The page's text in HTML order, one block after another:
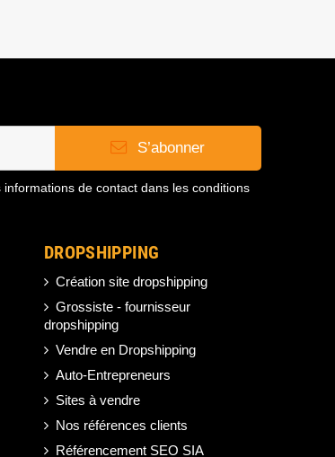
S’abonner
de contact dans les conditions
DROPSHIPPING
Création site dropshipping
Grossiste - fournisseur
dropshipping
Vendre en Dropshipping
Auto-Entrepreneurs
Sites à vendre
Nos références clients
Référencement SEO SIA